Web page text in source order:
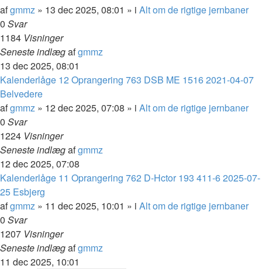
afgmmz » 13 dec 2025, 08:01 » i Alt om de rigtige jernbaner
0 Svar
1184 Visninger
Seneste indlægafgmmz
13 dec 2025, 08:01
Kalenderlåge 12 Oprangering 763 DSB ME 1516 2021-04-07
Belvedere
afgmmz » 12 dec 2025, 07:08 » i Alt om de rigtige jernbaner
0 Svar
1224 Visninger
Seneste indlægafgmmz
12 dec 2025, 07:08
Kalenderlåge 11 Oprangering 762 D-Hctor 193 411-6 2025-07-
25 Esbjerg
afgmmz » 11 dec 2025, 10:01 » i Alt om de rigtige jernbaner
0 Svar
1207 Visninger
Seneste indlægafgmmz
11 dec 2025, 10:01